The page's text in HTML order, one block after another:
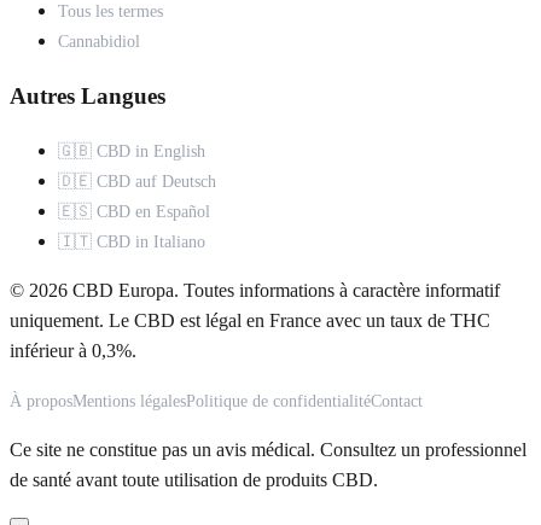
Tous les termes
Cannabidiol
Autres Langues
🇬🇧 CBD in English
🇩🇪 CBD auf Deutsch
🇪🇸 CBD en Español
🇮🇹 CBD in Italiano
© 2026 CBD Europa. Toutes informations à caractère informatif
uniquement. Le CBD est légal en France avec un taux de THC
inférieur à 0,3%.
À proposMentions légalesPolitique de confidentialitéContact
Ce site ne constitue pas un avis médical. Consultez un professionnel
de santé avant toute utilisation de produits CBD.